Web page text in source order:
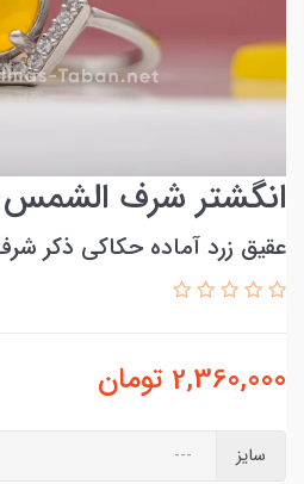
انگشتر شرف الشمس کد
عقیق زرد آماده حکاکی ذکر
2,360,000 تومان
سایز